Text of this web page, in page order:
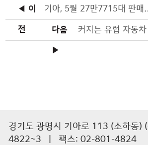
◀ 이
전
기아, 5월 27만7715대 판
다음
▶
경기도 광명시 기아로 113 (소하
4822~3 | 팩스: 02-801-4824